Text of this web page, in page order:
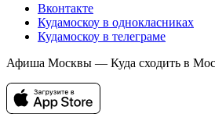
Вконтакте
Кудамоскоу в однокласниках
Кудамоскоу в телеграме
Афиша Москвы — Куда сходить в